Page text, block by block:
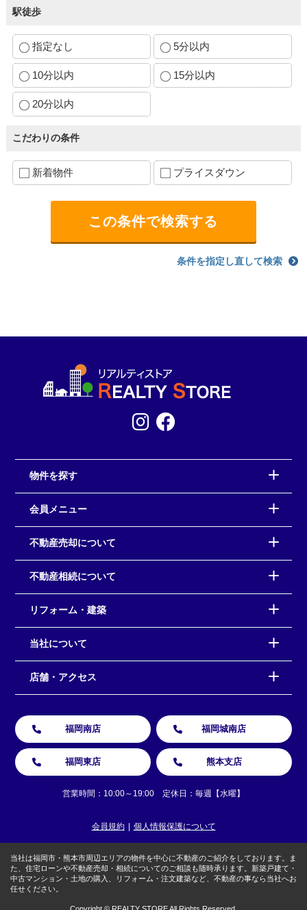
駅徒歩
指定なし 5分以内
10分以内 15分以内
20分以内
こだわりの条件
新着物件 プライスダウン
条件を指定し直して検索
物件を探す
会員メニュー
不動産売却について
不動産相続について
リフォーム・建築
当社について
店舗・アクセス
福岡南店 福岡城南店
福岡東店 熊本支店
営業時間：10:00～19:00 定休日：毎週【水曜】
会員規約 個人情報保護について
当社は福岡市・熊本市周辺エリアの物件を中心に不動産のご紹介をしております。ま
た、住宅ローンや不動産売却・相続についてのご相談も随時承ります。新築戸建て・
中古マンション・土地の購入、リフォーム・注文建築など、不動産の事なら当社へお
任せください。